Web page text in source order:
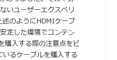
いユーザーエクスペリ
のようにHDMIケーブ
定した環境でコンテン
購入する際の注意点をピ
るケーブルを購入する